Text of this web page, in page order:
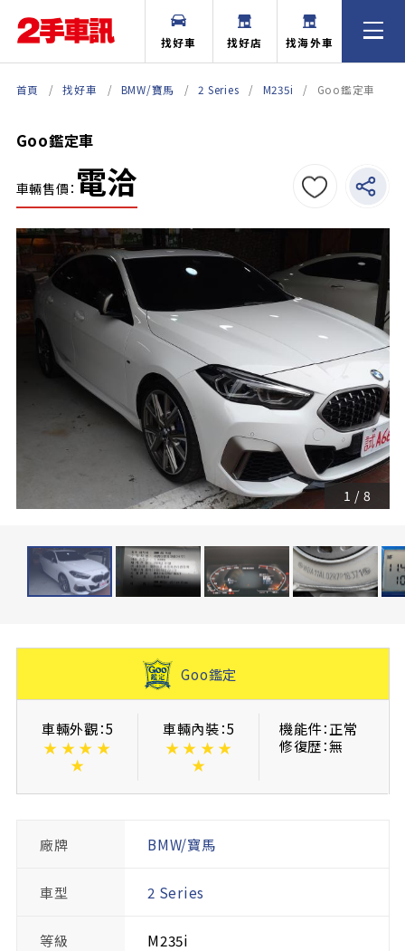
找好車 找好店 找海外車
首頁 找好車 BMW/寶馬 2 Series M235i Goo鑑定車
Goo鑑定車
車輛售價： 電洽
1 / 8
Goo鑑定
車輛外觀：5
★ ★ ★ ★
★
車輛內裝：5
★ ★ ★ ★
★
機能件：正常
修復歴：無
廠牌 BMW/寶馬
車型 2 Series
等級 M235i